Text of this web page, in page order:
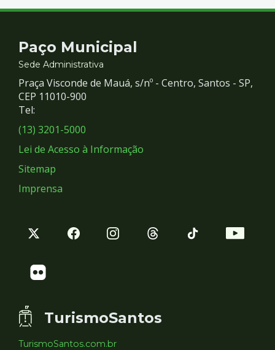
Contato
e
Redes
Sociais
Paço Municipal
Sede Administrativa
Praça Visconde de Mauá, s/nº - Centro, Santos - SP,
CEP 11010-900
Tel:
(13) 3201-5000
Lei de Acesso à Informação
Sitemap
Imprensa
TurismoSantos
TurismoSantos.com.br